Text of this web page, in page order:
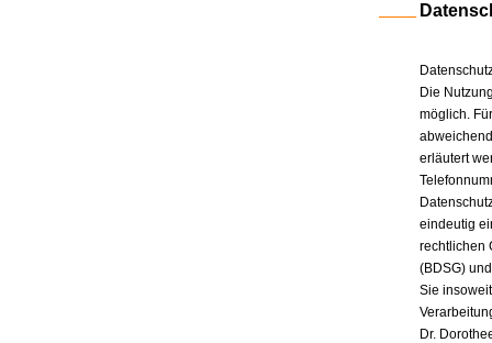
Die
möglich.
erläutert
eindeutig
rechtlichen
(BDSG)
Sie
Dr.